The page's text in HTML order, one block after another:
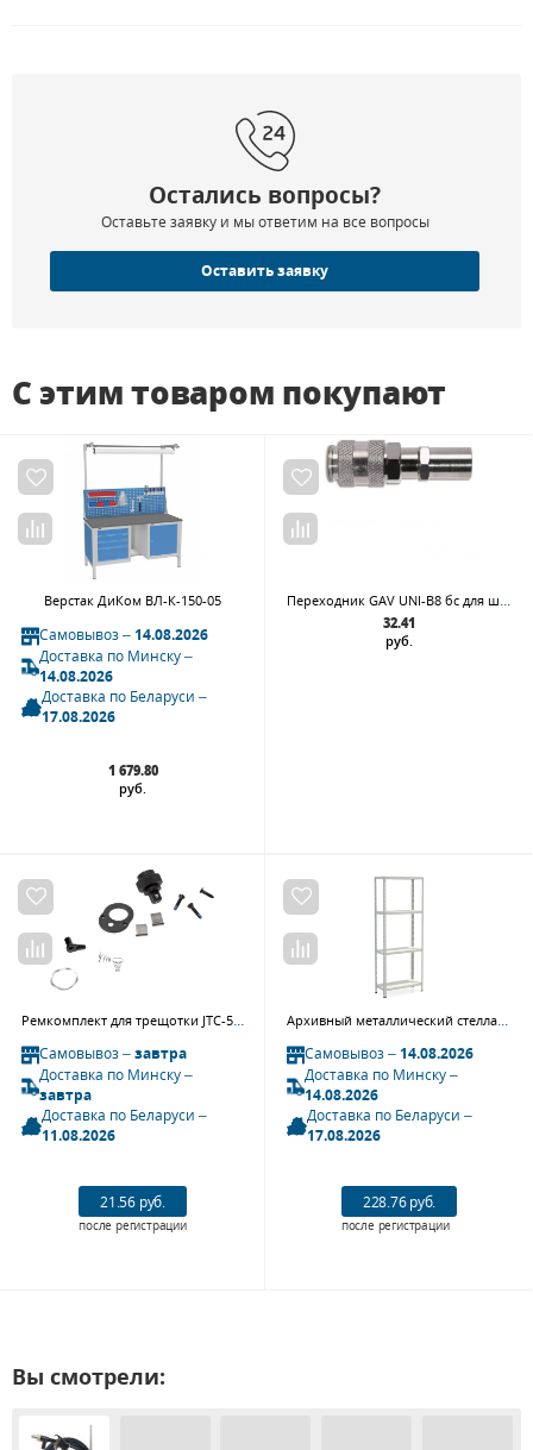
Остались вопросы?
Оставьте заявку и мы ответим на все вопросы
Оставить заявку
С этим товаром покупают
Верстак ДиКом ВЛ-К-150-05
Самовывоз –14.08.2026
Доставка по Минску –
14.08.2026
Доставка по Беларуси –
17.08.2026
1 679.80
руб.
Переходник GAV UNI-B8 бс для шланга 10x19
32.41
руб.
Самовывоз –завтра
Доставка по Минску –
завтра
Доставка по Беларуси –
11.08.2026
21.56 руб.
после регистрации
Самовывоз –14.08.2026
Доставка по Минску –
14.08.2026
Доставка по Беларуси –
17.08.2026
228.76 руб.
после регистрации
Вы смотрели: